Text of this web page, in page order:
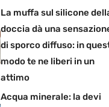
La muffa sul silicone
doccia dà una
di sporco diffuso: in
modo te ne liberi in un
attimo
Acqua minerale: la devi